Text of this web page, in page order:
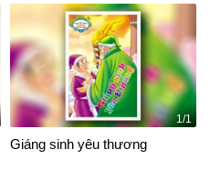
1/1
Giáng sinh yêu thương